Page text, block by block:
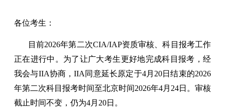
各位考生：
目前2026年第二次CIA/IAP资质审核、科目报考工作
正在进行中。为了让广大考生更好地完成科目报考，经
我会与IIA协商，IIA同意延长原定于4月20日结束的2026
年第二次科目报考时间至北京时间2026年4月24日。审核
截止时间不变，仍为4月20日。